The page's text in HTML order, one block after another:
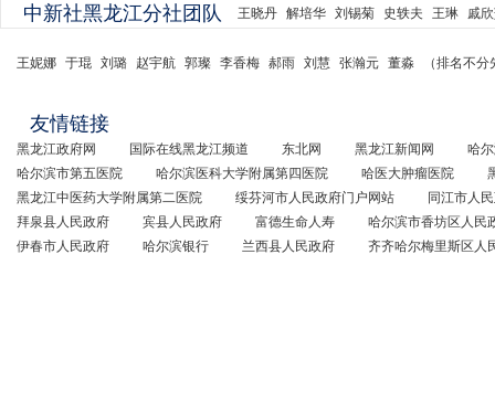
中新社黑龙江分社团队 王晓丹 解培华 刘锡菊 史轶夫 王琳 戚
王妮娜 于琨 刘璐 赵宇航 郭璨 李香梅 郝雨 刘慧 张瀚元 董淼 （排名不
友情链接
黑龙江政府网 国际在线黑龙江频道 东北网 黑龙江新闻网
哈
哈尔滨市第五医院
哈尔滨医科大学附属第四医院 哈医大肿瘤医院
黑龙江中医药大学附属第二医院
绥芬河市人民政府门户网站
同江市人
拜泉县人民政府
宾县人民政府 富德生命人寿
哈尔滨市香坊区人民
伊春市人民政府
哈尔滨银行 兰西县人民政府 齐齐哈尔梅里斯区人